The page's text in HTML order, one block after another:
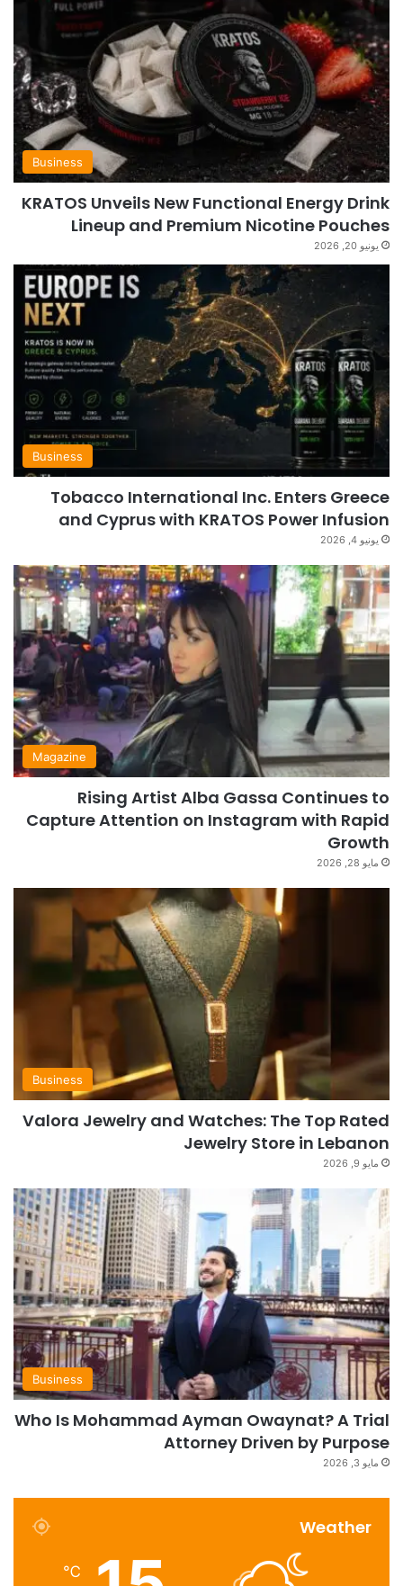
Business
KRATOS Unveils New Functional Energy Drink
Lineup and Premium Nicotine Pouches
يونيو 20, 2026
Business
Tobacco International Inc. Enters Greece
and Cyprus with KRATOS Power Infusion
يونيو 4, 2026
Magazine
Rising Artist Alba Gassa Continues to
Capture Attention on Instagram with Rapid
Growth
مايو 28, 2026
Business
Valora Jewelry and Watches: The Top Rated
Jewelry Store in Lebanon
مايو 9, 2026
Business
Who Is Mohammad Ayman Owaynat? A Trial
Attorney Driven by Purpose
مايو 3, 2026
Weather
℃